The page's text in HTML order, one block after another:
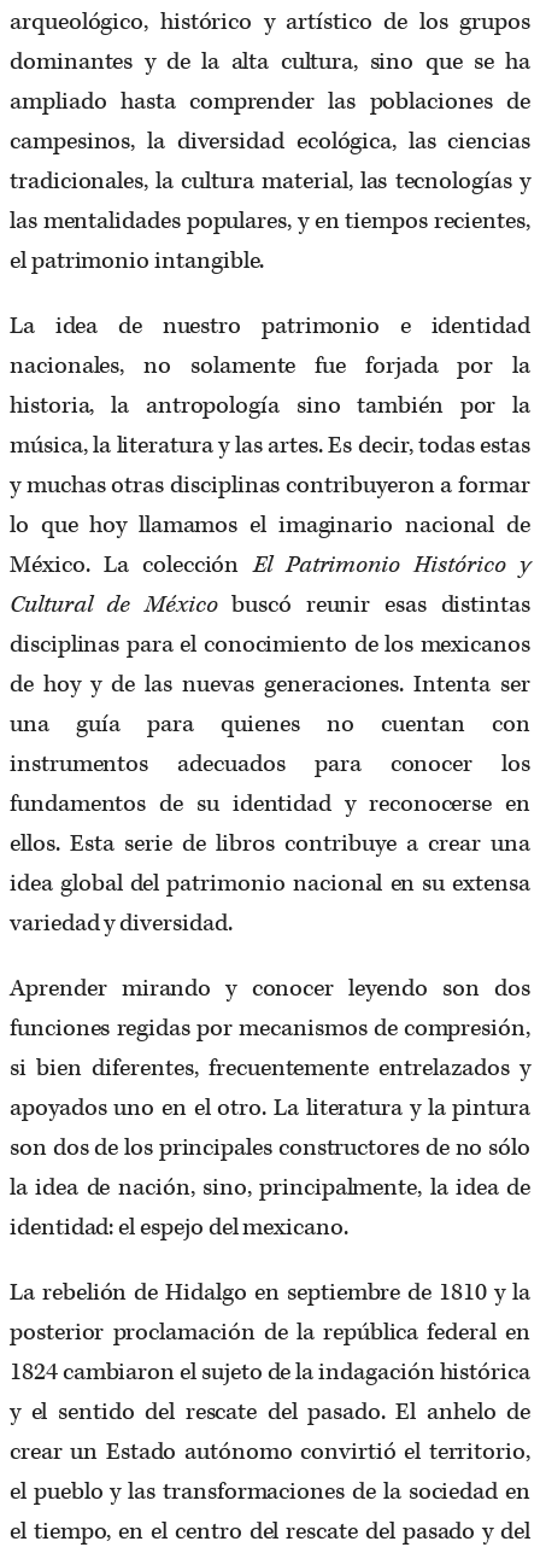
arqueológico, histórico y artístico de los grupos
dominantes y de la alta cultura, sino que se ha
ampliado hasta comprender las poblaciones de
campesinos, la diversidad ecológica, las ciencias
tradicionales, la cultura material, las tecnologías y
las mentalidades populares, y en tiempos recientes,
el patrimonio intangible.
La idea de nuestro patrimonio e identidad
nacionales, no solamente fue forjada por la
historia, la antropología sino también por la
música, la literatura y las artes. Es decir, todas estas
y muchas otras disciplinas contribuyeron a formar
lo que hoy llamamos el imaginario nacional de
México. La colección El Patrimonio Histórico y
Cultural de Méxicobuscó reunir esas distintas
disciplinas para el conocimiento de los mexicanos
de hoy y de las nuevas generaciones. Intenta ser
una guía para quienes no cuentan con
instrumentos adecuados para conocer los
fundamentos de su identidad y reconocerse en
ellos. Esta serie de libros contribuye a crear una
idea global del patrimonio nacional en su extensa
variedad y diversidad.
Aprender mirando y conocer leyendo son dos
funciones regidas por mecanismos de compresión,
si bien diferentes, frecuentemente entrelazados y
apoyados uno en el otro. La literatura y la pintura
son dos de los principales constructores de no sólo
la idea de nación, sino, principalmente, la idea de
identidad: el espejo del mexicano.
La rebelión de Hidalgo en septiembre de 1810 y la
posterior proclamación de la república federal en
1824 cambiaron el sujeto de la indagación histórica
y el sentido del rescate del pasado. El anhelo de
crear un Estado autónomo convirtió el territorio,
el pueblo y las transformaciones de la sociedad en
el tiempo, en el centro del rescate del pasado y del